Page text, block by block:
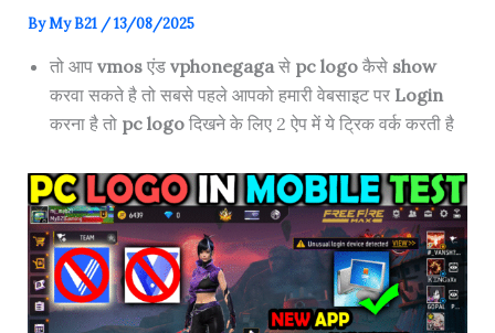
ByMy B21 /13/08/2025
तो आप vmos एंडvphonegagaसे pc logoकैसे show
करवा सकते है तो सबसे पहले आपको हमारी वेबसाइट पर Login
करना है तो pc logoदिखने के लिए 2 ऐप में ये ट्रिक वर्क करती है